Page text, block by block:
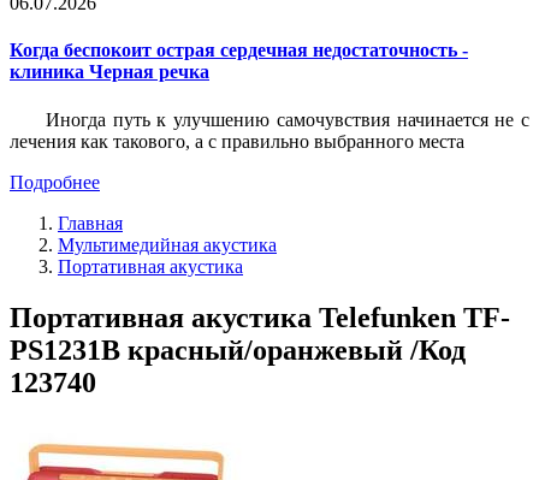
Когда беспокоит острая сердечная недостаточность -
клиника Черная речка
Иногда путь к улучшению самочувствия начинается не с
лечения как такового, а с правильно выбранного места
Подробнее
Главная
Мультимедийная акустика
Портативная акустика
Портативная акустика Telefunken TF-
PS1231B красный/оранжевый /Код
123740